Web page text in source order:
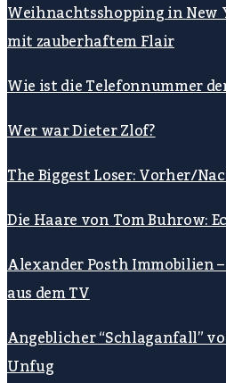
Weihnachtsshopping in New
mit zauberhaftem Flair
Wie ist die Telefonnummer
Wer war Dieter Zlof?
The Biggest Loser: Vorher/
Die Haare von Tom Buhrow:
Alexander Posth Immobilien
aus dem TV
Angeblicher “Schlaganfall”
Unfug